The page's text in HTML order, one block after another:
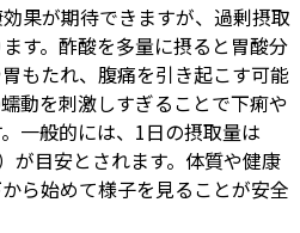
果が期待できますが、過剰摂取
す。酢酸を多量に摂ると胃酸分
もたれ、腹痛を引き起こす可能
動を刺激しすぎることで下痢や
一般的には、1日の摂取量は
が目安とされます。体質や健康
ら始めて様子を見ることが安全